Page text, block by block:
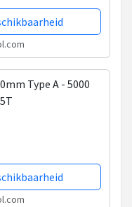
Type A - 5000